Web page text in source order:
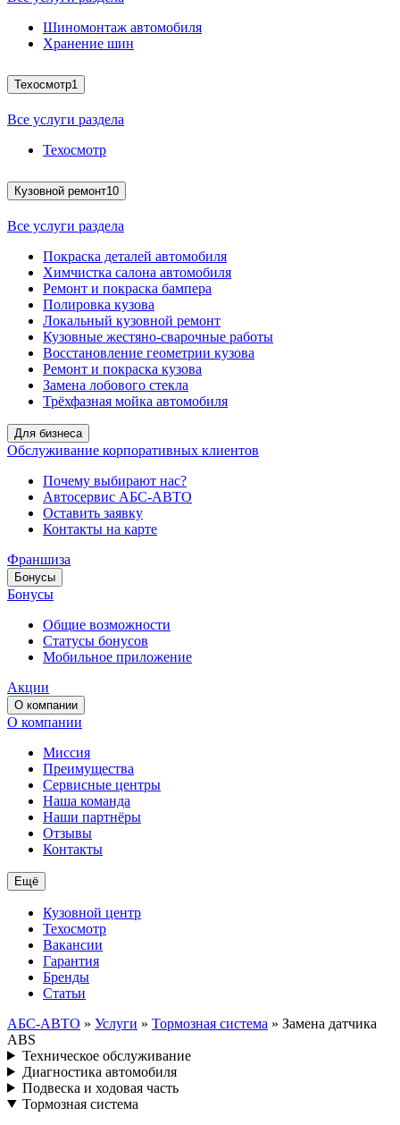
Шиномонтаж автомобиля
Хранение шин
Техосмотр1
Все услуги раздела
Техосмотр
Кузовной ремонт10
Все услуги раздела
Покраска деталей автомобиля
Химчистка салона автомобиля
Ремонт и покраска бампера
Полировка кузова
Локальный кузовной ремонт
Кузовные жестяно-сварочные работы
Восстановление геометрии кузова
Ремонт и покраска кузова
Замена лобового стекла
Трёхфазная мойка автомобиля
Для бизнеса
Обслуживание корпоративных клиентов
Почему выбирают нас?
Автосервис АБС-АВТО
Оставить заявку
Контакты на карте
Франшиза
Бонусы
Бонусы
Общие возможности
Статусы бонусов
Мобильное приложение
Акции
О компании
О компании
Миссия
Преимущества
Сервисные центры
Наша команда
Наши партнёры
Отзывы
Контакты
Ещё
Кузовной центр
Техосмотр
Вакансии
Гарантия
Бренды
Статьи
АБС-АВТО » Услуги » Тормозная система » Замена датчика
ABS
Техническое обслуживание
Диагностика автомобиля
Подвеска и ходовая часть
Тормозная система